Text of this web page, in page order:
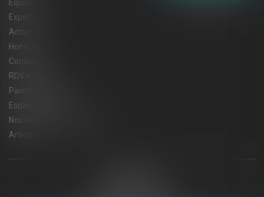
Équipe
Expertises
Actus
Honoraires
Contact
RDV en ligne
Paiement en ligne
Espace client
Nos relations privilégiées
Articles